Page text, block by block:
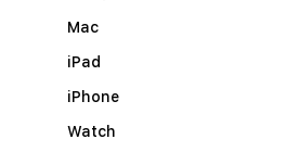
Mac
iPad
iPhone
Watch